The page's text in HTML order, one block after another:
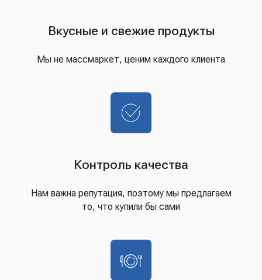
Вкусные и свежие продукты
Мы не массмаркет, ценим каждого клиента
Контроль качества
Нам важна репутация, поэтому мы предлагаем
то, что купили бы сами